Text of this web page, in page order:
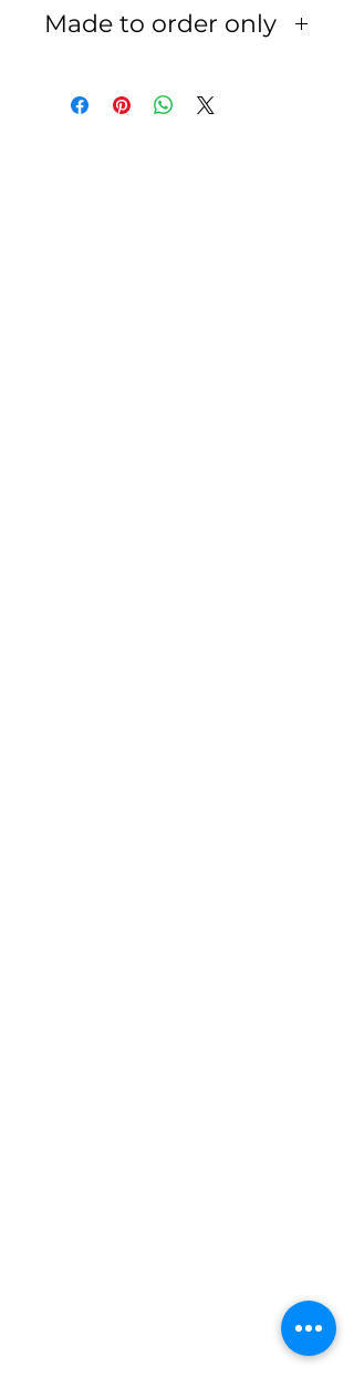
Made to order only
เวลา 3-5 วัน ทางร้านไม่รับ